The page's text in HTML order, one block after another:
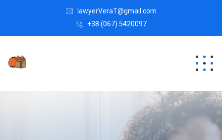
lawyerVeraT@gmail.com
+38 (067) 5420097